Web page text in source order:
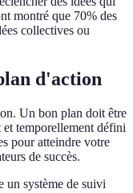
montré que 70% des
collectives ou
d'action
Un bon plan doit être
temporellement défini
pour atteindre votre
de succès.
un système de suivi